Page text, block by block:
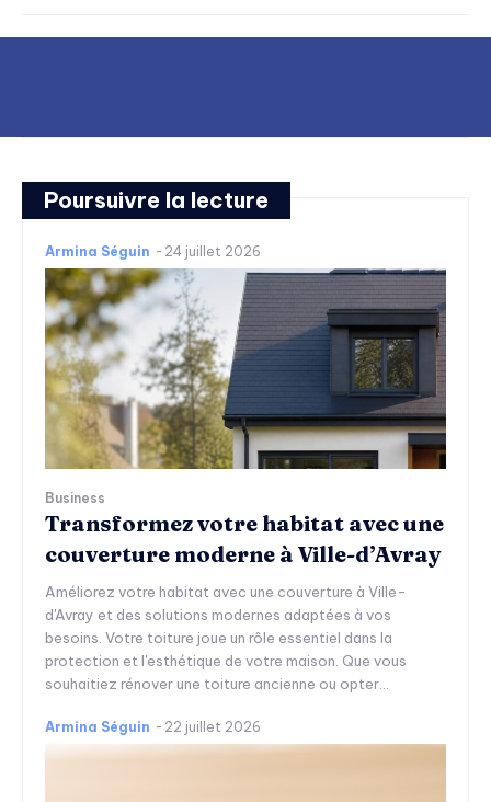
Poursuivre la lecture
Armina Séguin - 24 juillet 2026
Business
Transformez votre habitat avec une
couverture moderne à Ville-d’Avray
Améliorez votre habitat avec une couverture à Ville-
d'Avray et des solutions modernes adaptées à vos
besoins. Votre toiture joue un rôle essentiel dans la
protection et l'esthétique de votre maison. Que vous
souhaitiez rénover une toiture ancienne ou opter...
Armina Séguin - 22 juillet 2026